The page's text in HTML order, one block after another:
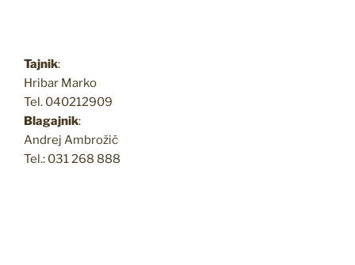
Tajnik:
Hribar Marko
Tel. 040212909
Blagajnik:
Andrej Ambrožič
Tel.: 031 268 888